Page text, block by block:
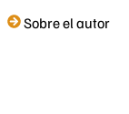
Sobre el autor